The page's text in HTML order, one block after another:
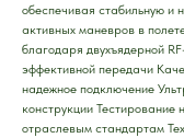
обеспечивая стабильную и
активных маневров в
благодаря двухъядерной
эффективной передачи
надежное подключение
конструкции Тестирование
отраслевым стандартам